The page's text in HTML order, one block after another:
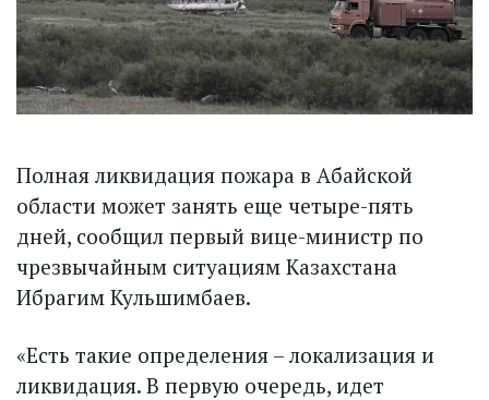
Полная ликвидация пожара в Абайской
области может занять еще четыре-пять
дней, сообщил первый вице-министр по
чрезвычайным ситуациям Казахстана
Ибрагим Кульшимбаев.
«Есть такие определения – локализация и
ликвидация. В первую очередь, идет